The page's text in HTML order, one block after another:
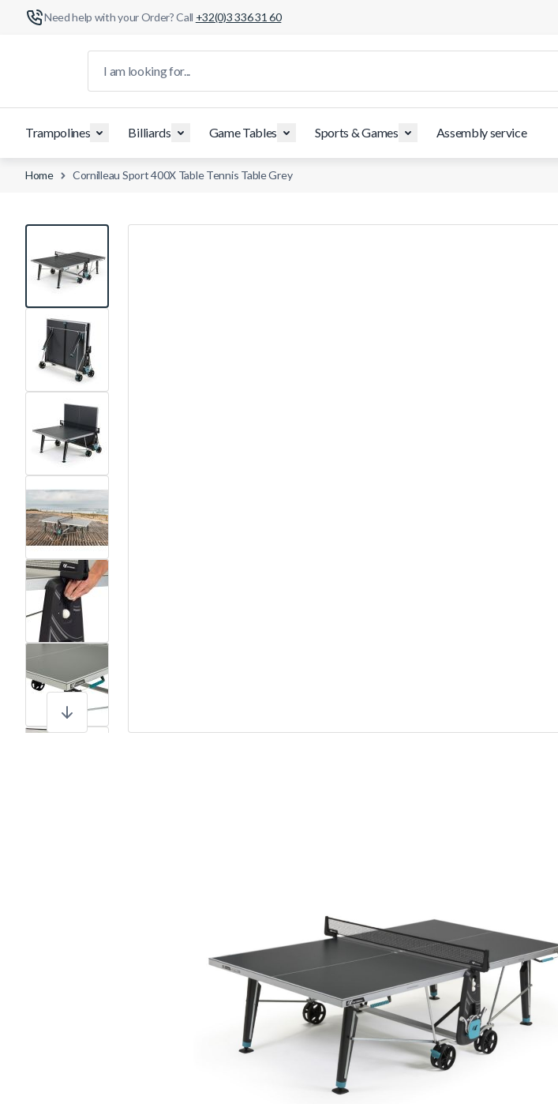
Need help with your Order? Call +32(0)3 336 31 60
Trampolines Billiards Game Tables Sports & Games Assembly service
Home Cornilleau Sport 400X Table Tennis Table Grey
View larger image
View larger image
View larger image
View larger image
View larger image
View larger image